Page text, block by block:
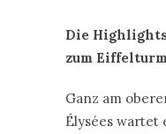
Die
zum Eiffelturm
Ganz am
Élysées wartet